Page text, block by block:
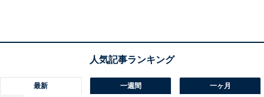
最新 一週間 一ヶ月